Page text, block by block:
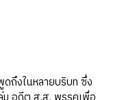
งในหลายบริบท ซึ่ง